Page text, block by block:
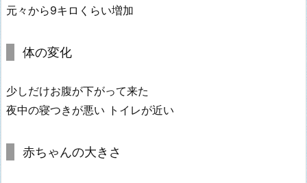
元々から9キロくらい増加
体の変化
少しだけお腹が下がって来た
夜中の寝つきが悪い トイレが近い
赤ちゃんの大きさ